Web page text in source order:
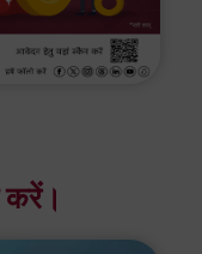
करें।